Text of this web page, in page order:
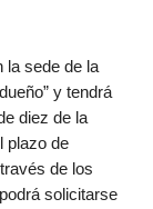
la sede de la
y tendrá
diez de la
plazo de
de los
solicitarse